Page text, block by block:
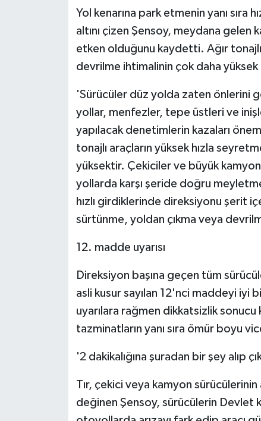
Yol kenarına park etmenin yanı sıra
altını çizen Şensoy, meydana gelen
etken olduğunu kaydetti. Ağır
devrilme ihtimalinin çok daha
'Sürücüler düz yolda zaten önlerini
yollar, menfezler, tepe üstleri ve
yapılacak denetimlerin kazaları
tonajlı araçların yüksek hızla
yüksektir. Çekiciler ve büyük
yollarda karşı şeride doğru
hızlı girdiklerinde direksiyonu şerit
sürtünme, yoldan çıkma veya
12. madde uyarısı
Direksiyon başına geçen tüm
asli kusur sayılan 12'nci maddeyi iyi
uyarılara rağmen dikkatsizlik
tazminatların yanı sıra ömür boyu
'2 dakikalığına şuradan bir şey alıp
Tır, çekici veya kamyon
değinen Şensoy, sürücülerin Devlet